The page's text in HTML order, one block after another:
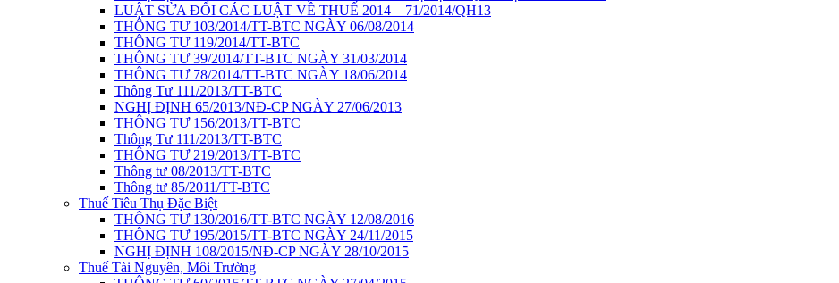
LUẬT SỬA ĐỔI CÁC LUẬT VỀ THUẾ 2014 – 71/2014/QH13
THÔNG TƯ 103/2014/TT-BTC NGÀY 06/08/2014
THÔNG TƯ 119/2014/TT-BTC
THÔNG TƯ 39/2014/TT-BTC NGÀY 31/03/2014
THÔNG TƯ 78/2014/TT-BTC NGÀY 18/06/2014
Thông Tư 111/2013/TT-BTC
NGHỊ ĐỊNH 65/2013/NĐ-CP NGÀY 27/06/2013
THÔNG TƯ 156/2013/TT-BTC
Thông Tư 111/2013/TT-BTC
THÔNG TƯ 219/2013/TT-BTC
Thông tư 08/2013/TT-BTC
Thông tư 85/2011/TT-BTC
Thuế Tiêu Thụ Đặc Biệt
THÔNG TƯ 130/2016/TT-BTC NGÀY 12/08/2016
THÔNG TƯ 195/2015/TT-BTC NGÀY 24/11/2015
NGHỊ ĐỊNH 108/2015/NĐ-CP NGÀY 28/10/2015
Thuế Tài Nguyên, Môi Trường